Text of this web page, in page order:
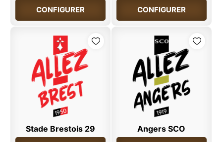
CONFIGURER CONFIGURER
Stade Brestois 29 Angers SCO